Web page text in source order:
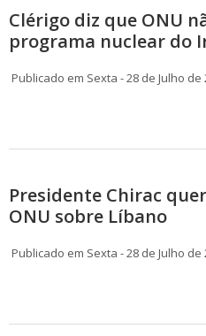
Clérigo diz que ONU
programa nuclear do
Publicado em Sexta - 28 de Julho de
Presidente Chirac
ONU sobre Líbano
Publicado em Sexta - 28 de Julho de